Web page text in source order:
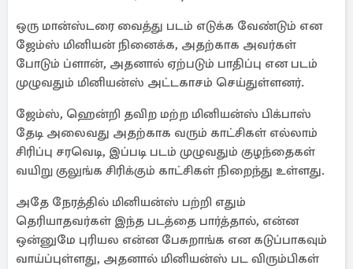
ஒரு மான்ஸ்டரை வைத்து படம் எடுக்க வேண்டும் என
ஜேம்ஸ் மினியன் நினைக்க, அதற்காக அவர்கள்
போடும் ப்ளான், அதனால் ஏற்படும் பாதிப்பு என படம்
முழுவதும் மினியன்ஸ் அட்டகாசம் செய்துள்ளனர்.
ஜேம்ஸ், ஹென்றி தவிற மற்ற மினியன்ஸ் பிக்பாஸ்
தேடி அலைவது அதற்காக வரும் காட்சிகள் எல்லாம்
சிரிப்பு சரவெடி, இப்படி படம் முழுவதும் குழந்தைகள்
வயிறு குலுங்க சிரிக்கும் காட்சிகள் நிறைந்து உள்ளது.
அதே நேரத்தில் மினியன்ஸ் பற்றி எதும்
தெரியாதவர்கள் இந்த படத்தை பார்த்தால், என்ன
ஒன்னுமே புரியல என்ன பேசுறாங்க என கடுப்பாகவும்
வாய்ப்புள்ளது, அதனால் மினியன்ஸ் பட விரும்பிகள்